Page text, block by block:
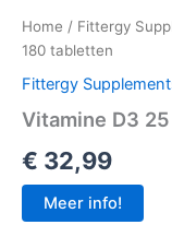
Home / Fittergy
180 tabletten
Fittergy
Vitamine D3
€ 32,99
Meer info!